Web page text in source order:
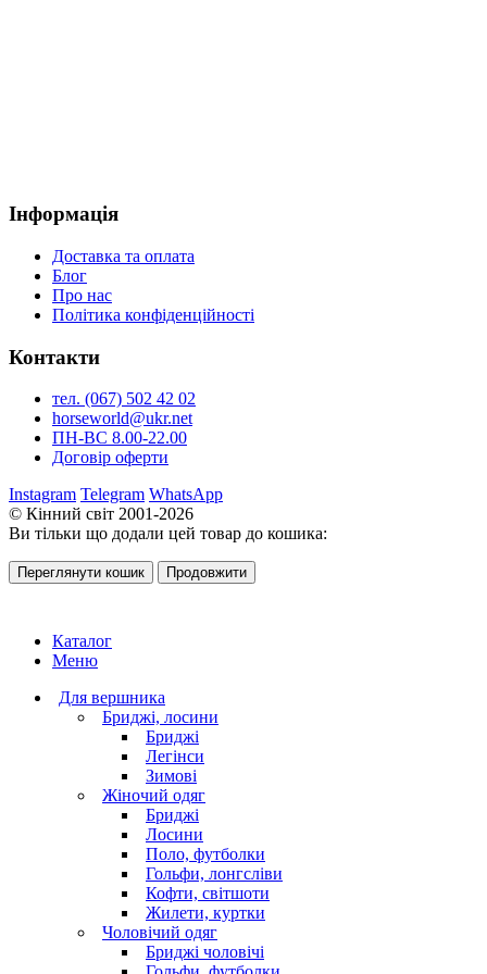
Інформація
Доставка та оплата
Блог
Про нас
Політика конфіденційності
Контакти
тел. (067) 502 42 02
horseworld@ukr.net
ПН-ВС 8.00-22.00
Договір оферти
Instagram Telegram WhatsApp
© Кінний світ 2001-2026
Ви тільки що додали цей товар до кошика:
Переглянути кошик Продовжити
Каталог
Меню
Для вершника
Бриджі, лосини
Бриджі
Легінси
Зимові
Жіночий одяг
Бриджі
Лосини
Поло, футболки
Гольфи, лонгсліви
Кофти, світшоти
Жилети, куртки
Чоловічий одяг
Бриджі чоловічі